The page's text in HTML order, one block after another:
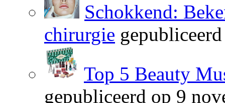
Schokkend:
chirurgie
Top 5 Beauty
gepubliceerd op 9